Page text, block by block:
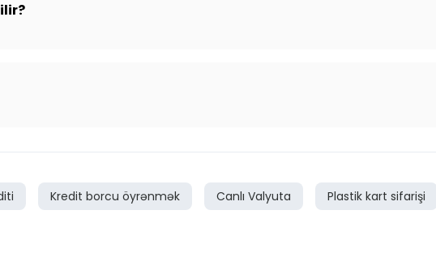
Kredit borcu öyrənmək Canlı Valyuta Plastik kart sifarişi